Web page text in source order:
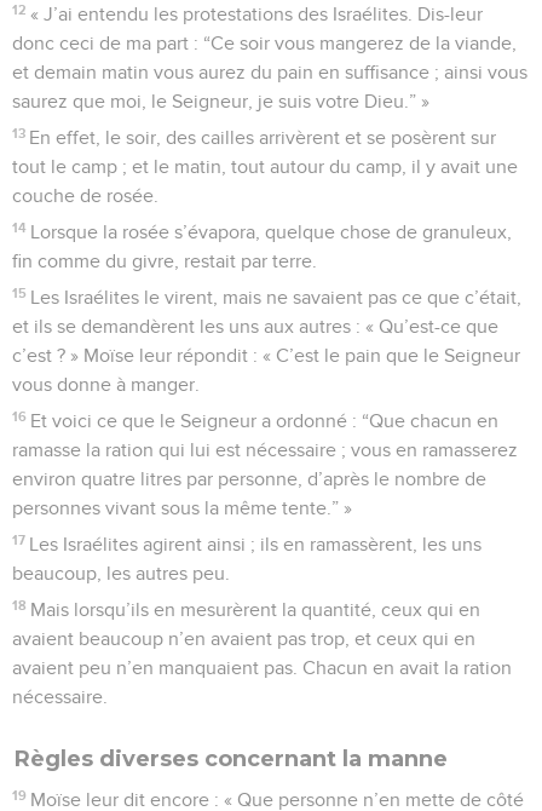
12 « J’ai entendu les protestations des Israélites. Dis-leur
donc ceci de ma part : “Ce soir vous mangerez de la viande,
et demain matin vous aurez du pain en suffisance ; ainsi vous
saurez que moi, le Seigneur, je suis votre Dieu.” »
13 En effet, le soir, des cailles arrivèrent et se posèrent sur
tout le camp ; et le matin, tout autour du camp, il y avait une
couche de rosée.
14 Lorsque la rosée s’évapora, quelque chose de granuleux,
fin comme du givre, restait par terre.
15 Les Israélites le virent, mais ne savaient pas ce que c’était,
et ils se demandèrent les uns aux autres : « Qu’est-ce que
c’est ? » Moïse leur répondit : « C’est le pain que le Seigneur
vous donne à manger.
16 Et voici ce que le Seigneur a ordonné : “Que chacun en
ramasse la ration qui lui est nécessaire ; vous en ramasserez
environ quatre litres par personne, d’après le nombre de
personnes vivant sous la même tente.” »
17 Les Israélites agirent ainsi ; ils en ramassèrent, les uns
beaucoup, les autres peu.
18 Mais lorsqu’ils en mesurèrent la quantité, ceux qui en
avaient beaucoup n’en avaient pas trop, et ceux qui en
avaient peu n’en manquaient pas. Chacun en avait la ration
nécessaire.
Règles diverses concernant la manne
19 Moïse leur dit encore : « Que personne n’en mette de côté